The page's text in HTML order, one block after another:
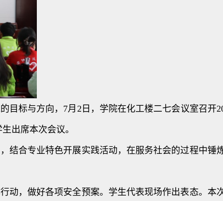
目标与方向，7月2日，学院在化工楼二七会议室召开
出席本次会议。
结合专业特色开展实践活动，在服务社会的过程中锤
动，做好各项安全预案。学生代表现场作出表态。本